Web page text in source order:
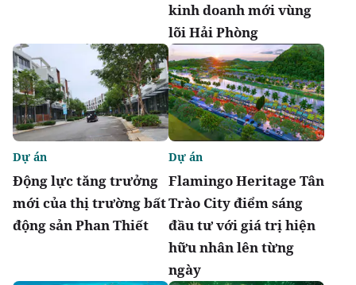
kinh doanh mới vùng
lõi Hải Phòng
Động lực tăng trưởng
mới của thị trường bất
động sản Phan Thiết
Dự án
Flamingo Heritage Tân
Trào City điểm sáng
đầu tư với giá trị hiện
hữu nhân lên từng
ngày
Dự án